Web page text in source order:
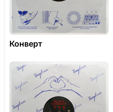
Конверт